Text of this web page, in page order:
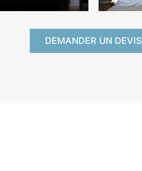
DEMANDER UN DEVIS